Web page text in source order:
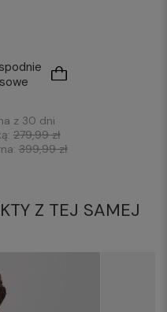
z 30 dni
279,99 zł
399,99 zł
Z TEJ SAMEJ